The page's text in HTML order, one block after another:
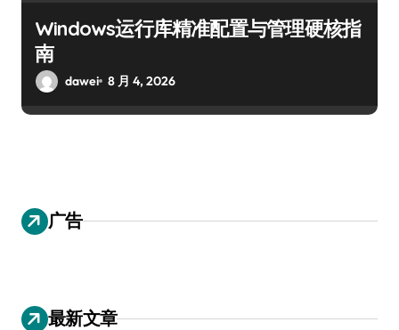
Windows运行库精准配置与管理硬核指
南
dawei 8 月 4, 2026
广告
最新文章